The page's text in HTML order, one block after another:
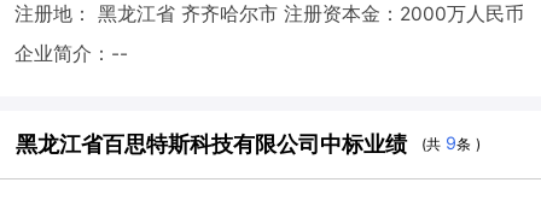
注册地： 黑龙江省 齐齐哈尔市 注册资本金：2000万人民币
企业简介：--
黑龙江省百思特斯科技有限公司中标业绩 (共 9条 )